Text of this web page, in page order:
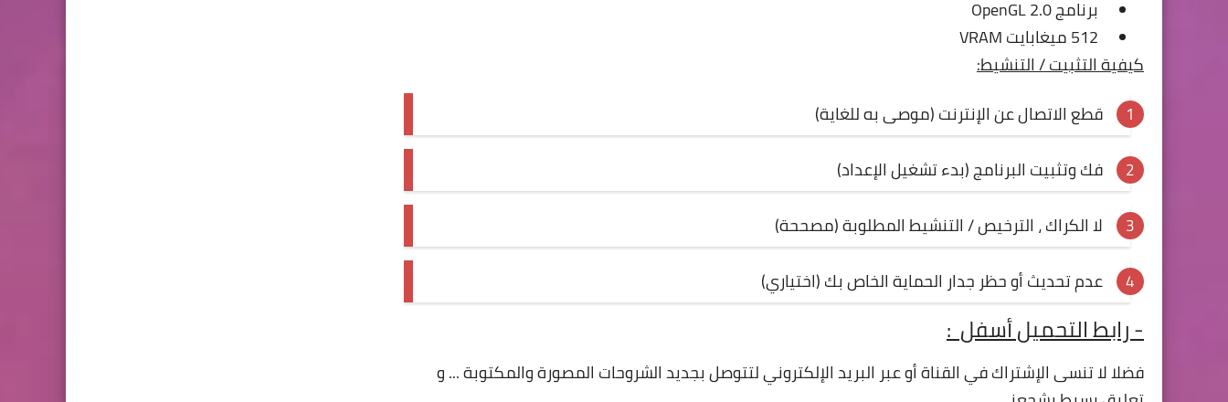
برنامج OpenGL 2.0
512 ميغابايت VRAM
كيفية التثبيت / التنشيط:
قطع الاتصال عن الإنترنت (موصى به للغاية)
فك وتثبيت البرنامج (بدء تشغيل الإعداد)
لا الكراك ، الترخيص / التنشيط المطلوبة (مصححة)
عدم تحديث أو حظر جدار الحماية الخاص بك (اختياري)
- رابط التحميل أسفل:
فضلا لا تنسى الإشتراك في القناة أو عبر البريد الإلكتروني لتتوصل بجديد الشروحات المصورة والمكتوبة ... و